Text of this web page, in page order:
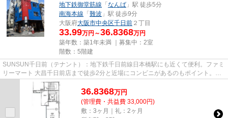
地下鉄御堂筋線 「なんば 」駅 徒歩5分
南海本線 「難波 」駅 徒歩9分
大阪府大阪市中央区千日前 ２丁目
33.99万円～36.8368万円
築年数：築1年未満 ｜募集中： 2室
階数：5階建
SUNSUN千日前（テナント）：地下鉄千日前線日本橋駅にも近くて便利。ファミ
リーマート 大昌千日前店まで徒歩2分と近場にコンビニがあるのもポイント。こ
ちらの物件にはエレベーターが...
36.8368万円
(管理費・共益費 33,000円)
敷：3ヶ月｜礼：2ヶ月